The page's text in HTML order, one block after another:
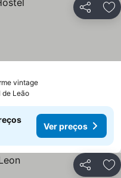
Partilhar
vintage
de Leão
Ver preços
Partilhar